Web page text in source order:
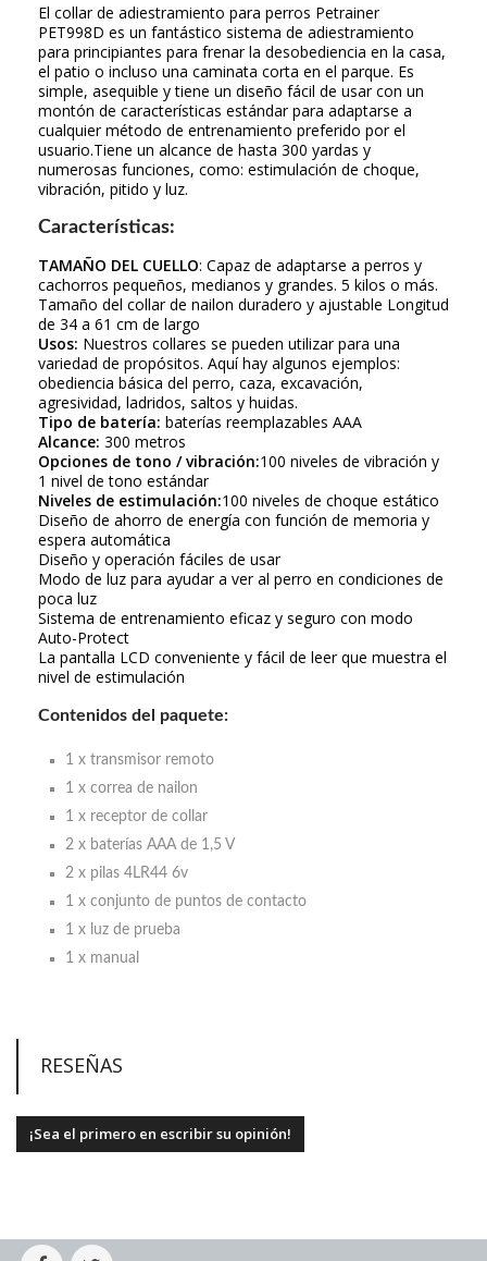
El collar de adiestramiento para perros Petrainer
PET998D es un fantástico sistema de adiestramiento
para principiantes para frenar la desobediencia en la casa,
el patio o incluso una caminata corta en el parque. Es
simple, asequible y tiene un diseño fácil de usar con un
montón de características estándar para adaptarse a
cualquier método de entrenamiento preferido por el
usuario.Tiene un alcance de hasta 300 yardas y
numerosas funciones, como: estimulación de choque,
vibración, pitido y luz.
Características:
TAMAÑO DEL CUELLO: Capaz de adaptarse a perros y
cachorros pequeños, medianos y grandes. 5 kilos o más.
Tamaño del collar de nailon duradero y ajustable Longitud
de 34 a 61 cm de largo
Usos: Nuestros collares se pueden utilizar para una
variedad de propósitos. Aquí hay algunos ejemplos:
obediencia básica del perro, caza, excavación,
agresividad, ladridos, saltos y huidas.
Tipo de batería: baterías reemplazables AAA
Alcance: 300 metros
Opciones de tono / vibración:100 niveles de vibración y
1 nivel de tono estándar
Niveles de estimulación:100 niveles de choque estático
Diseño de ahorro de energía con función de memoria y
espera automática
Diseño y operación fáciles de usar
Modo de luz para ayudar a ver al perro en condiciones de
poca luz
Sistema de entrenamiento eficaz y seguro con modo
Auto-Protect
La pantalla LCD conveniente y fácil de leer que muestra el
nivel de estimulación
Contenidos del paquete:
1 x transmisor remoto
1 x correa de nailon
1 x receptor de collar
2 x baterías AAA de 1,5 V
2 x pilas 4LR44 6v
1 x conjunto de puntos de contacto
1 x luz de prueba
1 x manual
RESEÑAS
¡Sea el primero en escribir su opinión!